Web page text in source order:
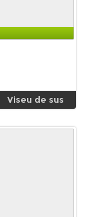
Viseu de sus